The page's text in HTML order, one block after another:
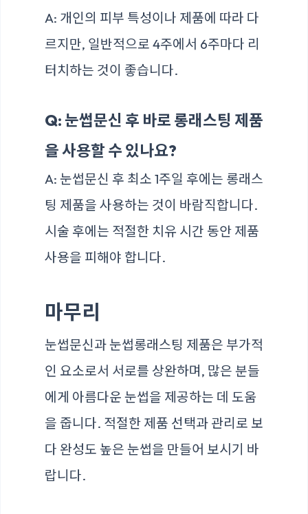
A: 개인의 피부 특성이나 제품에 따라 다
르지만, 일반적으로 4주에서 6주마다 리
터치하는 것이 좋습니다.
Q: 눈썹문신 후 바로 롱래스팅 제품
을 사용할 수 있나요?
A: 눈썹문신 후 최소 1주일 후에는 롱래스
팅 제품을 사용하는 것이 바람직합니다.
시술 후에는 적절한 치유 시간 동안 제품
사용을 피해야 합니다.
마무리
눈썹문신과 눈썹롱래스팅 제품은 부가적
인 요소로서 서로를 상완하며, 많은 분들
에게 아름다운 눈썹을 제공하는 데 도움
을 줍니다. 적절한 제품 선택과 관리로 보
다 완성도 높은 눈썹을 만들어 보시기 바
랍니다.